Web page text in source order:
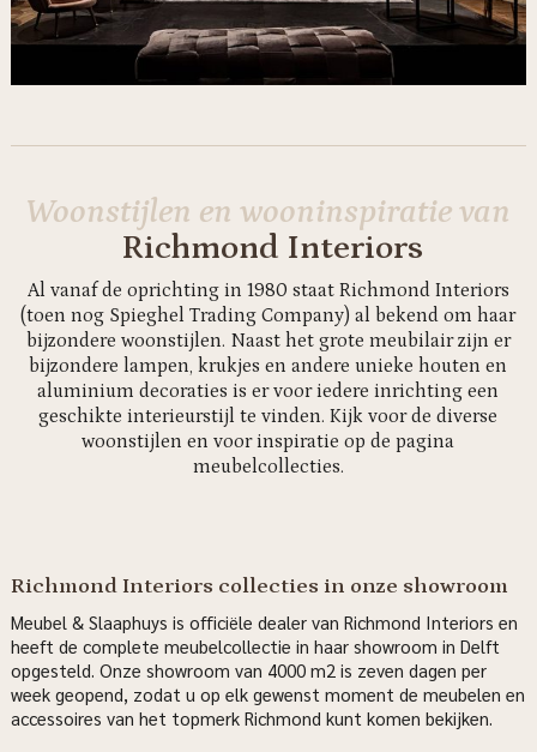
Woonstijlen en wooninspiratie van
Richmond Interiors
Al vanaf de oprichting in 1980 staat Richmond Interiors
(toen nog Spieghel Trading Company) al bekend om haar
bijzondere woonstijlen. Naast het grote meubilair zijn er
bijzondere lampen, krukjes en andere unieke houten en
aluminium decoraties is er voor iedere inrichting een
geschikte interieurstijl te vinden. Kijk voor de diverse
woonstijlen en voor inspiratie op de pagina
meubelcollecties.
Richmond Interiors collecties in onze showroom
Meubel & Slaaphuys is officiële dealer van Richmond Interiors en
heeft de complete meubelcollectie in haar showroom in Delft
opgesteld. Onze showroom van 4000 m2 is zeven dagen per
week geopend, zodat u op elk gewenst moment de meubelen en
accessoires van het topmerk Richmond kunt komen bekijken.